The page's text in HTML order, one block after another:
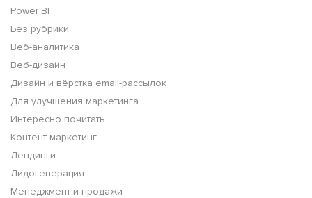
Power BI
Без рубрики
Веб-аналитика
Веб-дизайн
Дизайн и вёрстка email-рассылок
Для улучшения маркетинга
Интересно почитать
Контент-маркетинг
Лендинги
Лидогенерация
Менеджмент и продажи